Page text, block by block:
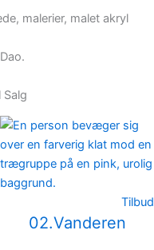
malerier, malet akryl
Tilbud
02.Vanderen